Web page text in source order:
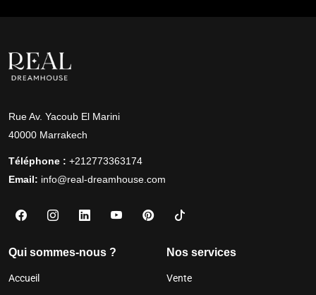
Rue Av. Yacoub El Marini
40000 Marrakech
Téléphone : +212773363174
Email: info@real-dreamhouse.com
Qui sommes-nous ?
Accueil
Nos services
Vente